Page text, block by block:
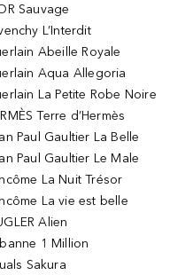
Sauvage
L’Interdit
Abeille Royale
Aqua Allegoria
La Petite Robe Noire
Terre d’Hermès
Paul Gaultier La Belle
Paul Gaultier Le Male
La Nuit Trésor
La vie est belle
Alien
1 Million
Sakura